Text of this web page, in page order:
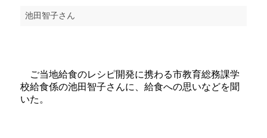
池田智子さん
ご当地給食のレシピ開発に携わる市教育総務課学
校給食係の池田智子さんに、給食への思いなどを聞
いた。